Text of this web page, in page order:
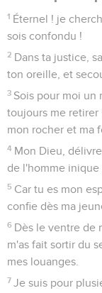
1 Éternel ! je
sois confondu !
2 Dans ta justice,
ton oreille, et
3 Sois pour moi un
toujours me retirer
mon rocher et ma
4 Mon Dieu,
de l'homme
5 Car tu es mon
confie dès ma
6 Dès le ventre de
m'as fait sortir du
mes louanges.
7 Je suis pour